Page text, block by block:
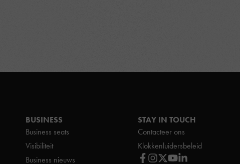
BUSINESS
Business seats
Visibiliteit
Business nieuws
STAY IN TOUCH
Contacteer ons
Klokkenluidersbeleid